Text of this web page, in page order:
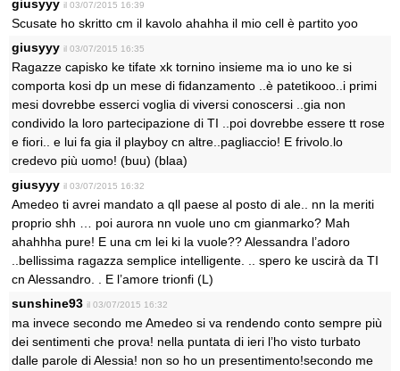
giusyyy il 03/07/2015 16:39
Scusate ho skritto cm il kavolo ahahha il mio cell è partito yoo
giusyyy il 03/07/2015 16:35
Ragazze capisko ke tifate xk tornino insieme ma io uno ke si
comporta kosi dp un mese di fidanzamento ..è patetikooo..i primi
mesi dovrebbe esserci voglia di viversi conoscersi ..gia non
condivido la loro partecipazione di TI ..poi dovrebbe essere tt rose
e fiori.. e lui fa gia il playboy cn altre..pagliaccio! E frivolo.lo
credevo più uomo! (buu) (blaa)
giusyyy il 03/07/2015 16:32
Amedeo ti avrei mandato a qll paese al posto di ale.. nn la meriti
proprio shh … poi aurora nn vuole uno cm gianmarko? Mah
ahahhha pure! E una cm lei ki la vuole?? Alessandra l’adoro
..bellissima ragazza semplice intelligente. .. spero ke uscirà da TI
cn Alessandro. . E l’amore trionfi (L)
sunshine93 il 03/07/2015 16:32
ma invece secondo me Amedeo si va rendendo conto sempre più
dei sentimenti che prova! nella puntata di ieri l’ho visto turbato
dalle parole di Alessia! non so ho un presentimento!secondo me